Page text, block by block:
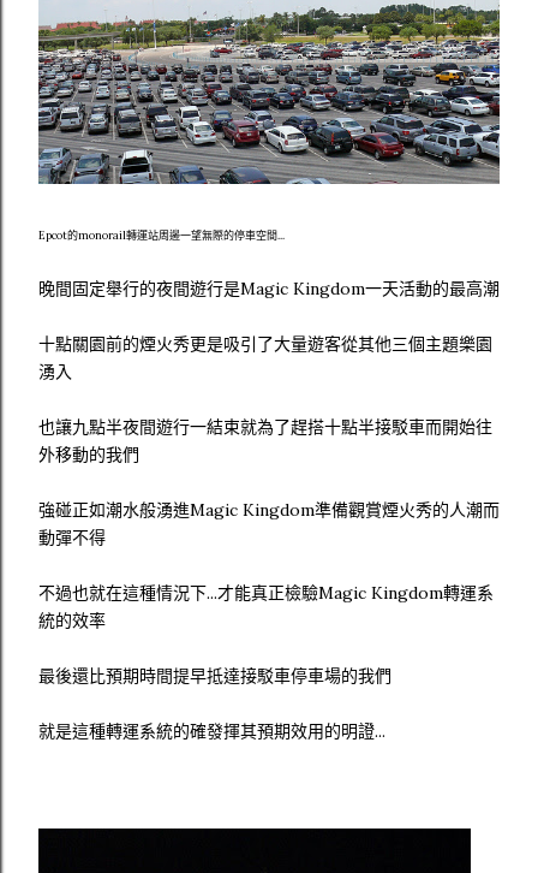
Epcot的monorail轉運站周邊一望無際的停車空間...
晚間固定舉行的夜間遊行是Magic Kingdom一天活動的最高潮
十點關園前的煙火秀更是吸引了大量遊客從其他三個主題樂園
湧入
也讓九點半夜間遊行一結束就為了趕搭十點半接駁車而開始往
外移動的我們
強碰正如潮水般湧進Magic Kingdom準備觀賞煙火秀的人潮而
動彈不得
不過也就在這種情況下...才能真正檢驗Magic Kingdom轉運系
統的效率
最後還比預期時間提早抵達接駁車停車場的我們
就是這種轉運系統的確發揮其預期效用的明證...